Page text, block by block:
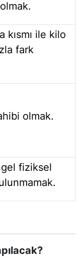
kısmı ile kilo
fark
olmak.
fiziksel